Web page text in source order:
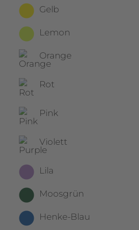
Gelb
Lemon
Orange
Rot
Pink
Violett
Lila
Moosgrün
Henke-Blau